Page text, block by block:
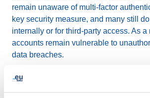
remain unaware of multi-factor
key security measure, and many still
internally or for third-party access. As
accounts remain vulnerable to
data breaches.
This year’s campaign calls on
organizations, and individuals to take